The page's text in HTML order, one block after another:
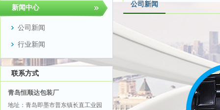
新闻中心
公司新闻
行业新闻
联系方式
青岛恒顺达包装厂
地址：青岛即墨市普东镇长直工业园
公司新闻
吸塑模具设计时，需
的应用寿命，需做好以下
1、有效设计